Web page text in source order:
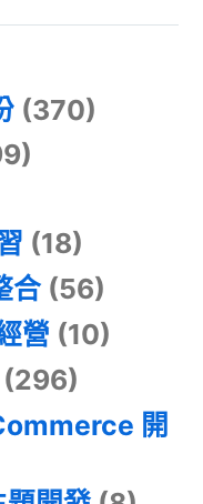
(370)
(18)
合(56)
營 (10)
(296)
開